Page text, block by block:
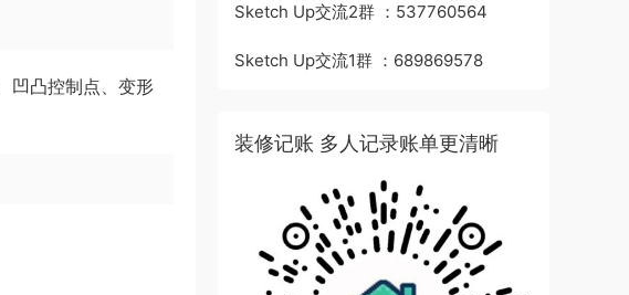
凹凸控制点、变形
Sketch Up交流2群 ：537760564
Sketch Up交流1群 ：689869578
装修记账 多人记录账单更清晰